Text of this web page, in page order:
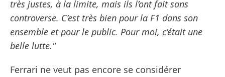
très justes, à la limite, mais ils l’ont fait sans
controverse. C’est très bien pour la F1 dans son
ensemble et pour le public. Pour moi, c’était une
belle lutte."
Ferrari ne veut pas encore se considérer